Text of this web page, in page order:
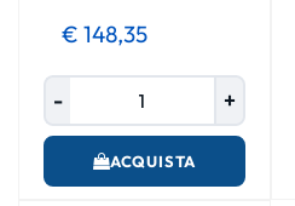
€ 148,35
ACQUISTA